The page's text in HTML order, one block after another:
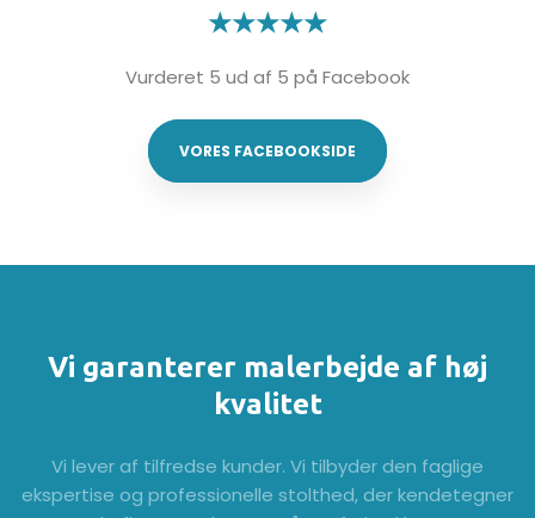
★★★★★​
Vurderet 5 ud af 5 på Facebook
VORES FACEBOOKSIDE
Vi garanterer malerbejde af høj
kvalitet
​Vi lever af tilfredse kunder. Vi tilbyder den faglige
ekspertise og professionelle stolthed, der kendetegner